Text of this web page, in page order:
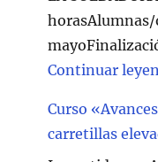
horasAlumnas/
Continuar
Curso
carretillas